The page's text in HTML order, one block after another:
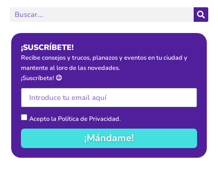
¡SUSCRÍBETE!
Recibe consejos y trucos, planazos y eventos en tu ciudad y
mantente al loro de las novedades.
¡Suscríbete! 😉
Acepto la Política de Privacidad.
¡Mándame!